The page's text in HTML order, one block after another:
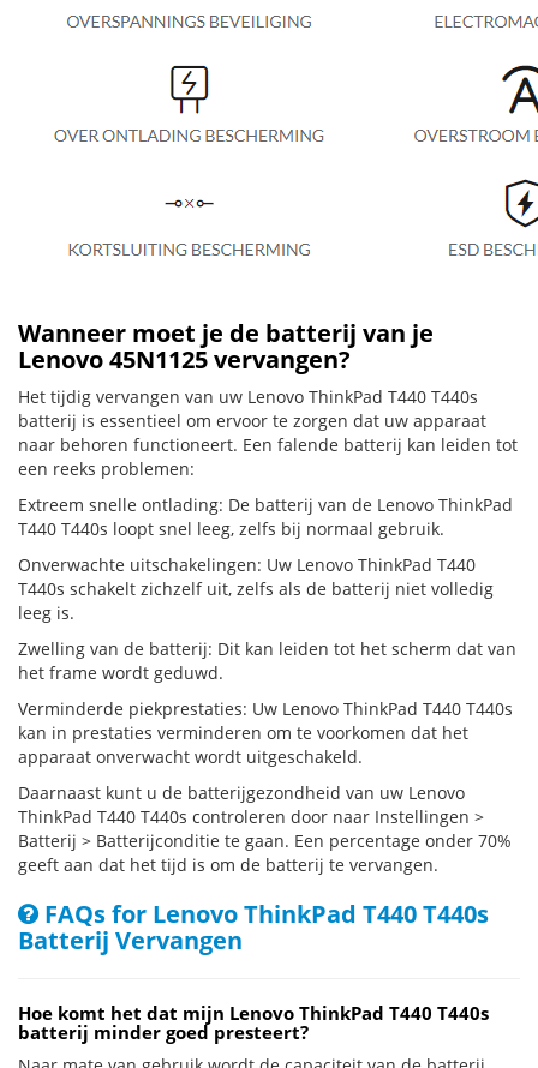
Wanneer moet je de batterij van je
Lenovo 45N1125 vervangen?
Het tijdig vervangen van uw Lenovo ThinkPad T440 T440s
batterij is essentieel om ervoor te zorgen dat uw apparaat
naar behoren functioneert. Een falende batterij kan leiden tot
een reeks problemen:
Extreem snelle ontlading: De batterij van de Lenovo ThinkPad
T440 T440s loopt snel leeg, zelfs bij normaal gebruik.
Onverwachte uitschakelingen: Uw Lenovo ThinkPad T440
T440s schakelt zichzelf uit, zelfs als de batterij niet volledig
leeg is.
Zwelling van de batterij: Dit kan leiden tot het scherm dat van
het frame wordt geduwd.
Verminderde piekprestaties: Uw Lenovo ThinkPad T440 T440s
kan in prestaties verminderen om te voorkomen dat het
apparaat onverwacht wordt uitgeschakeld.
Daarnaast kunt u de batterijgezondheid van uw Lenovo
ThinkPad T440 T440s controleren door naar Instellingen >
Batterij > Batterijconditie te gaan. Een percentage onder 70%
geeft aan dat het tijd is om de batterij te vervangen.
FAQs for Lenovo ThinkPad T440 T440s
Batterij Vervangen
Hoe komt het dat mijn Lenovo ThinkPad T440 T440s
batterij minder goed presteert?